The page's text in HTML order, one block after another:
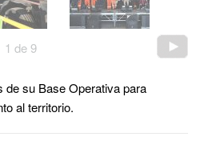
1 de 9
de su Base Operativa para
al territorio.